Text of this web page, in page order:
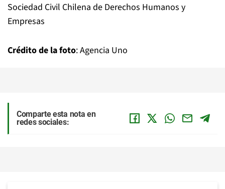
Sociedad Civil Chilena de Derechos Humanos y
Empresas
Crédito de la foto: Agencia Uno
Comparte esta nota en
redes sociales: